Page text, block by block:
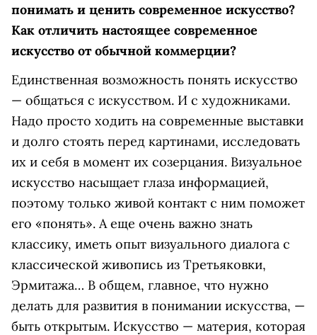
понимать и ценить современное искусство?
Как отличить настоящее современное
искусство от обычной коммерции?
Единственная возможность понять искусство
— общаться с искусством. И с художниками.
Надо просто ходить на современные выставки
и долго стоять перед картинами, исследовать
их и себя в момент их созерцания. Визуальное
искусство насыщает глаза информацией,
поэтому только живой контакт с ним поможет
его «понять». А еще очень важно знать
классику, иметь опыт визуального диалога с
классической живопись из Третьяковки,
Эрмитажа… В общем, главное, что нужно
делать для развития в понимании искусства, —
быть открытым. Искусство — материя, которая